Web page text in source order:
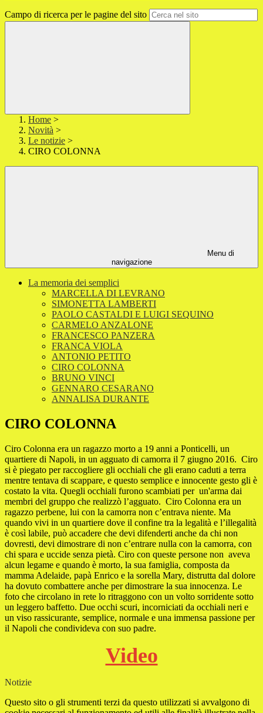
Campo di ricerca per le pagine del sito
Home >
Novità >
Le notizie >
CIRO COLONNA
Menu di
navigazione
La memoria dei semplici
MARCELLA DI LEVRANO
SIMONETTA LAMBERTI
PAOLO CASTALDI E LUIGI SEQUINO
CARMELO ANZALONE
FRANCESCO PANZERA
FRANCA VIOLA
ANTONIO PETITO
CIRO COLONNA
BRUNO VINCI
GENNARO CESARANO
ANNALISA DURANTE
CIRO COLONNA
Ciro Colonna era un ragazzo morto a 19 anni a Ponticelli, un
quartiere di Napoli, in un agguato di camorra il 7 giugno 2016. Ciro
si è piegato per raccogliere gli occhiali che gli erano caduti a terra
mentre tentava di scappare, e questo semplice e innocente gesto gli è
costato la vita. Quegli occhiali furono scambiati per un'arma dai
membri del gruppo che realizzò l’agguato. Ciro Colonna era un
ragazzo perbene, lui con la camorra non c’entrava niente. Ma
quando vivi in un quartiere dove il confine tra la legalità e l’illegalità
è così labile, può accadere che devi difenderti anche da chi non
dovresti, devi dimostrare di non c’entrare nulla con la camorra, con
chi spara e uccide senza pietà. Ciro con queste persone non aveva
alcun legame e quando è morto, la sua famiglia, composta da
mamma Adelaide, papà Enrico e la sorella Mary, distrutta dal dolore
ha dovuto combattere anche per dimostrare la sua innocenza. Le
foto che circolano in rete lo ritraggono con un volto sorridente sotto
un leggero baffetto. Due occhi scuri, incorniciati da occhiali neri e
un viso rassicurante, semplice, normale e una immensa passione per
il Napoli che condivideva con suo padre.
Video
Notizie
Questo sito o gli strumenti terzi da questo utilizzati si avvalgono di